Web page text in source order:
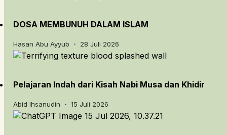
DOSA MEMBUNUH DALAM ISLAM
Hasan Abu Ayyub ・ 28 Juli 2026
Pelajaran Indah dari Kisah Nabi Musa dan Khidir
Abid Ihsanudin ・ 15 Juli 2026